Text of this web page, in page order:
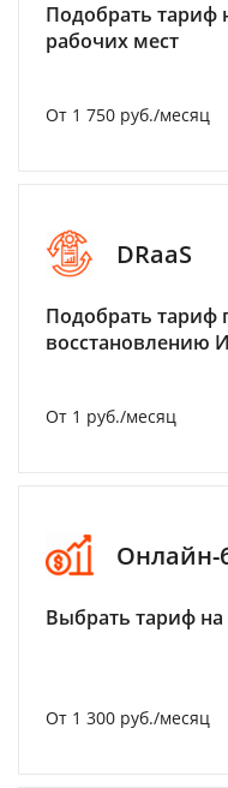
Подобрать тариф
рабочих мест
От 1 750 руб./месяц
DRaaS
Подобрать тариф
восстановлению
От 1 руб./месяц
Онлайн-
Выбрать тариф
От 1 300 руб./месяц